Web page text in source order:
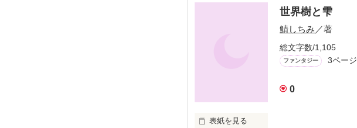
世界樹と雫
鯖しちみ ／著
総文字数/1,105
ファンタジー 3ページ
0
表紙を見る